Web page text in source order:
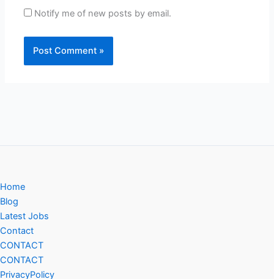
Notify me of new posts by email.
Home
Blog
Latest Jobs
Contact
CONTACT
CONTACT
PrivacyPolicy